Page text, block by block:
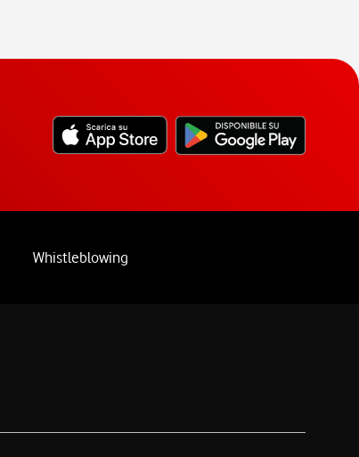
Whistleblowing